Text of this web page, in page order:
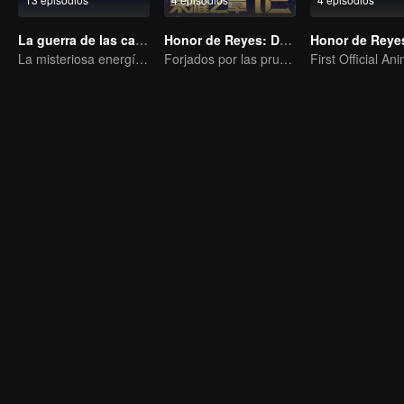
La guerra de las cartas
La misteriosa energía de las cartas provocó una guerra, ¿cómo la manejó Chen Mu?
Honor de Reyes: Destino
Forjados por las pruebas, listos para afrontar el destino.